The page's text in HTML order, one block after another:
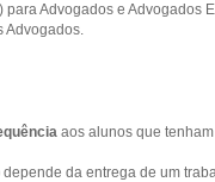
Advogados e Advogados
aos alunos que
depende da entrega de um